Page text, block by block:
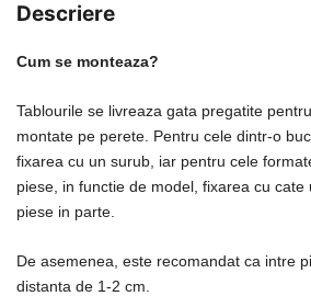
Descriere
Cum se monteaza?
Tablourile se livreaza gata pregatite
montate pe perete. Pentru cele dintr-o
fixarea cu un surub, iar pentru cele
piese, in functie de model, fixarea cu cate
piese in parte.
De asemenea, este recomandat ca intre
distanta de 1-2 cm.